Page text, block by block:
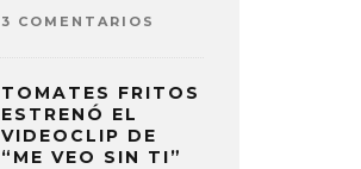
3 COMENTARIOS
TOMATES FRITOS
ESTRENÓ EL
VIDEOCLIP DE
“ME VEO SIN TI”